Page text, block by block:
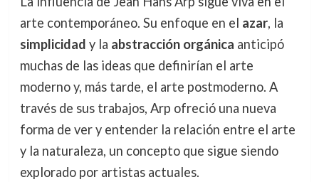
arte contemporáneo. Su enfoque en el azar, la
simplicidad y la abstracción orgánica anticipó
muchas de las ideas que definirían el arte
moderno y, más tarde, el arte postmoderno. A
través de sus trabajos, Arp ofreció una nueva
forma de ver y entender la relación entre el arte
y la naturaleza, un concepto que sigue siendo
explorado por artistas actuales.